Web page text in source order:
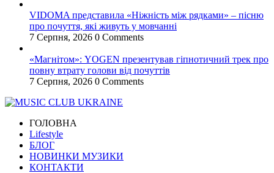
VIDOMA представила «Ніжність між рядками» – пісню
про почуття, які живуть у мовчанні
7 Серпня, 2026 0 Comments
«Магнітом»: YOGEN презентував гіпнотичний трек про
повну втрату голови від почуттів
7 Серпня, 2026 0 Comments
ГОЛОВНА
Lifestyle
БЛОГ
НОВИНКИ МУЗИКИ
КОНТАКТИ